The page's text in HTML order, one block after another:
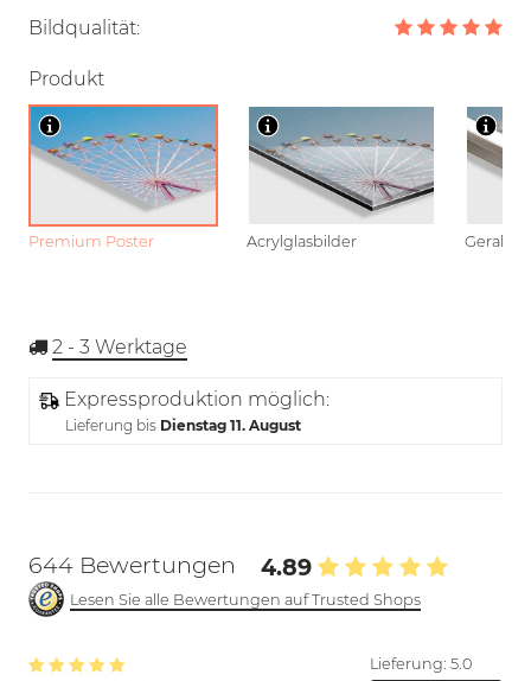
Bildqualität:
Produkt
Premium Poster Acrylglasbilder
2 - 3 Werktage
Expressproduktion möglich:
Lieferung bis Dienstag 11. August
644 Bewertungen 4.89
Lesen Sie alle Bewertungen auf Trusted Shops
Lieferung: 5.0